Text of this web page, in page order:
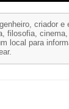
criador e
filosofia,
local para